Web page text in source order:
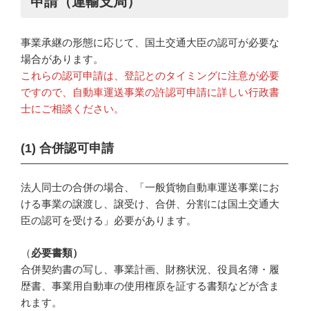
事業承継の形態に応じて、国土交通大臣の認可が必要な
場合があります。
これらの認可申請は、登記とのタイミングに注意が必要
ですので、自動車運送事業の許認可申請に詳しい行政書
士にご相談ください。
(1) 合併認可申請
法人同士の合併の場合、「一般貨物自動車運送事業にお
ける事業の譲渡し、譲受け、合併、分割には国土交通大
臣の認可を受ける」必要があります。
（必要書類）
合併契約書の写し、事業計画、財務状況、役員名簿・履
歴書、事業用自動車の使用権原を証する書類などが含ま
れます。